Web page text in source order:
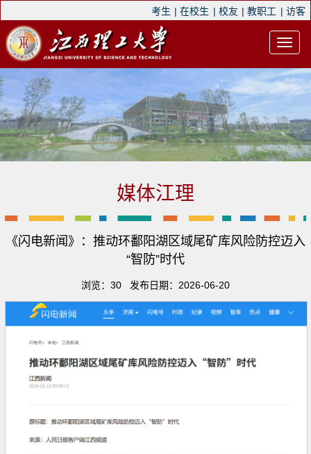
考生 | 在校生 | 校友 | 教职工 | 访客
媒体江理
《闪电新闻》：推动环鄱阳湖区域尾矿库风险防控迈入
“智防”时代
浏览： 30 发布日期：2026-06-20